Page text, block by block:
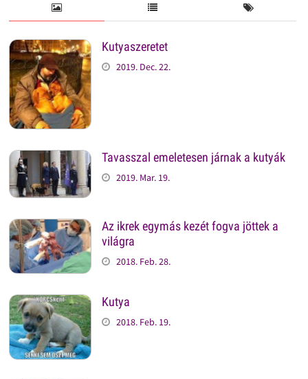
Kutyaszeretet
2019. Dec. 22.
Tavasszal emeletesen járnak a kutyák
2019. Mar. 19.
Az ikrek egymás kezét fogva jöttek a
világra
2018. Feb. 28.
Kutya
2018. Feb. 19.